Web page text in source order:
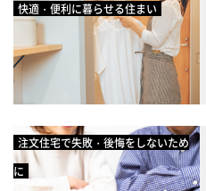
快適・便利に暮らせる住まい
注文住宅で失敗・後悔をしないため
に